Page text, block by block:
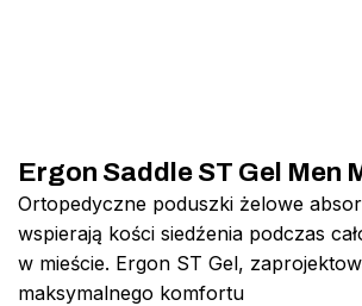
Ergon Saddle ST Gel Men
Ortopedyczne poduszki żelowe
wspierają kości siedźenia podczas
w mieście. Ergon ST Gel,
maksymalnego komfortu